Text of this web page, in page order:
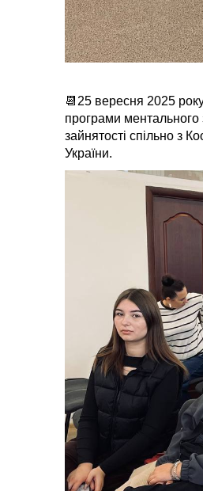
📆25 вересня 2025
програми
зайнятості спільно з
України.